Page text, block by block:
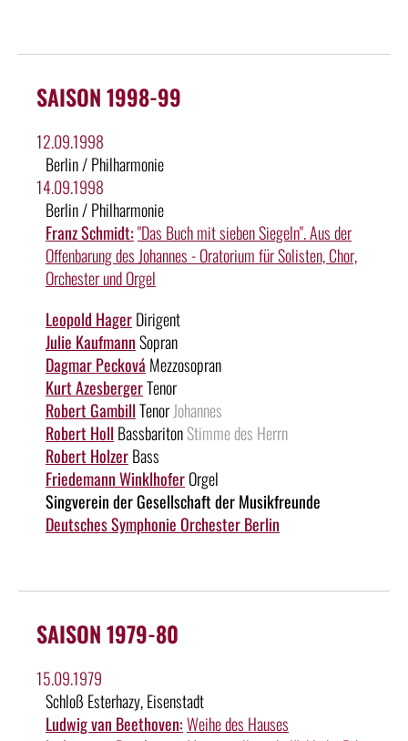
SAISON 1998-99
12.09.1998
Berlin / Philharmonie
14.09.1998
Berlin / Philharmonie
Franz Schmidt:"Das Buch mit sieben Siegeln". Aus der
Offenbarung des Johannes - Oratorium für Solisten, Chor,
Orchester und Orgel
Leopold HagerDirigent
Julie KaufmannSopran
Dagmar Pecková Mezzosopran
Kurt AzesbergerTenor
Robert GambillTenor Johannes
Robert Holl BassbaritonStimme des Herrn
Robert HolzerBass
Friedemann WinklhoferOrgel
Singverein der Gesellschaft der Musikfreunde
Deutsches Symphonie Orchester Berlin
SAISON 1979-80
15.09.1979
Schloß Esterhazy, Eisenstadt
Ludwig van Beethoven:Weihe des Hauses